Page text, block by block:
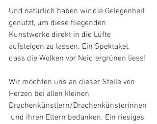
Und natürlich haben wir die Gelegenheit
genutzt, um diese fliegenden
Kunstwerke direkt in die Lüfte
aufsteigen zu lassen. Ein Spektakel,
dass die Wolken vor Neid ergrünen liess!
Wir möchten uns an dieser Stelle von
Herzen bei allen kleinen
Drachenkünstlern/Drachenkünsterinnen
und ihren Eltern bedanken. Ein riesiges